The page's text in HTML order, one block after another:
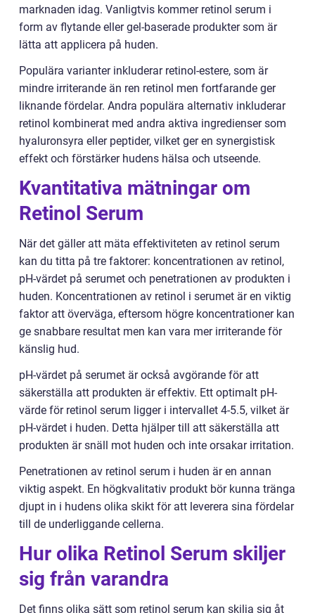
marknaden idag. Vanligtvis kommer retinol serum i
form av flytande eller gel-baserade produkter som är
lätta att applicera på huden.
Populära varianter inkluderar retinol-estere, som är
mindre irriterande än ren retinol men fortfarande ger
liknande fördelar. Andra populära alternativ inkluderar
retinol kombinerat med andra aktiva ingredienser som
hyaluronsyra eller peptider, vilket ger en synergistisk
effekt och förstärker hudens hälsa och utseende.
Kvantitativa mätningar om
Retinol Serum
När det gäller att mäta effektiviteten av retinol serum
kan du titta på tre faktorer: koncentrationen av retinol,
pH-värdet på serumet och penetrationen av produkten i
huden. Koncentrationen av retinol i serumet är en viktig
faktor att överväga, eftersom högre koncentrationer kan
ge snabbare resultat men kan vara mer irriterande för
känslig hud.
pH-värdet på serumet är också avgörande för att
säkerställa att produkten är effektiv. Ett optimalt pH-
värde för retinol serum ligger i intervallet 4-5.5, vilket är
pH-värdet i huden. Detta hjälper till att säkerställa att
produkten är snäll mot huden och inte orsakar irritation.
Penetrationen av retinol serum i huden är en annan
viktig aspekt. En högkvalitativ produkt bör kunna tränga
djupt in i hudens olika skikt för att leverera sina fördelar
till de underliggande cellerna.
Hur olika Retinol Serum skiljer
sig från varandra
Det finns olika sätt som retinol serum kan skilja sig åt